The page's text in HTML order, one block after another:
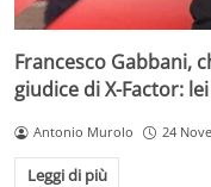
Francesco Gabbani,
giudice di X-Factor:
Antonio Murolo 24
Leggi di più